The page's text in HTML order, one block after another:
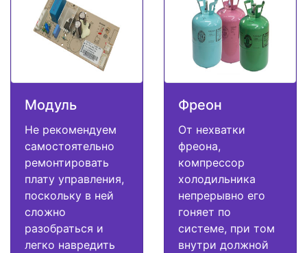
Модуль
Не рекомендуем
самостоятельно
ремонтировать
плату управления,
поскольку в ней
сложно
разобраться и
легко навредить
Фреон
От нехватки
фреона,
компрессор
холодильника
непрерывно его
гоняет по
системе, при том
внутри должной